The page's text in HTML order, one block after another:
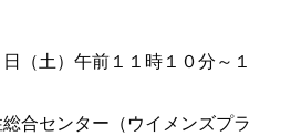
（土）午前１１時１０分～１
合センター（ウイメンズプラ